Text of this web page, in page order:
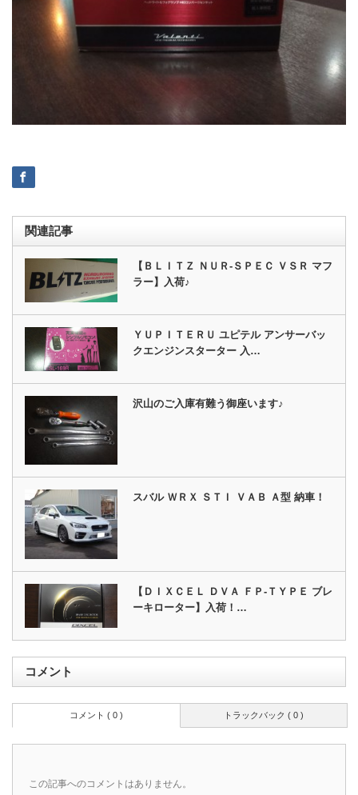
関連記事
【ＢＬＩＴＺ ＮＵＲ‐ＳＰＥＣ ＶＳＲ マフ
ラー】入荷♪
ＹＵＰＩＴＥＲＵ ユピテル アンサーバッ
クエンジンスターター 入…
沢山のご入庫有難う御座います♪
スバル ＷＲＸ ＳＴＩ ＶＡＢ Ａ型 納車！
【ＤＩＸＣＥＬ ＤＶＡ ＦＰ‐ＴＹＰＥ ブレ
ーキローター】入荷！…
コメント
トラックバック ( 0 )
コメント ( 0 )
この記事へのコメントはありません。